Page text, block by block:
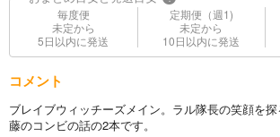
毎度便
未定から
5日以内に発送
定期便（週1)
未定から
10日以内に発送
コメント
ブレイブウィッチーズメイン。ラル隊長の笑顔を
藤のコンビの話の2本です。